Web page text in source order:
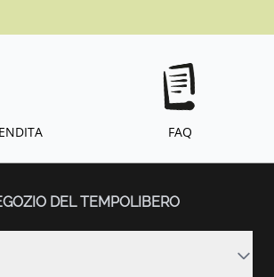
FAQ
DEL TEMPOLIBERO